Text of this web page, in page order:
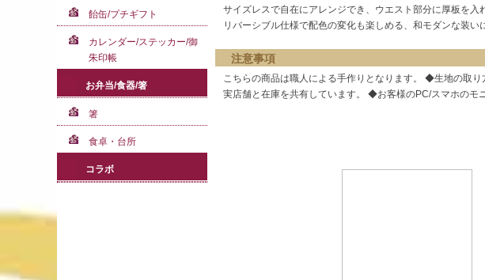
サイズレスで自在にアレンジでき、ウエスト部分に厚板を入
リバーシブル仕様で配色の変化も楽しめる、和モダンな装い
注意事項
こちらの商品は職人による手作りとなります。 ◆生地の取
実店舗と在庫を共有しています。 ◆お客様のPC/スマホのモ
飴缶/プチギフト
カレンダー/ステッカー/御
朱印帳
お弁当/食器/箸
箸
食卓・台所
コラボ